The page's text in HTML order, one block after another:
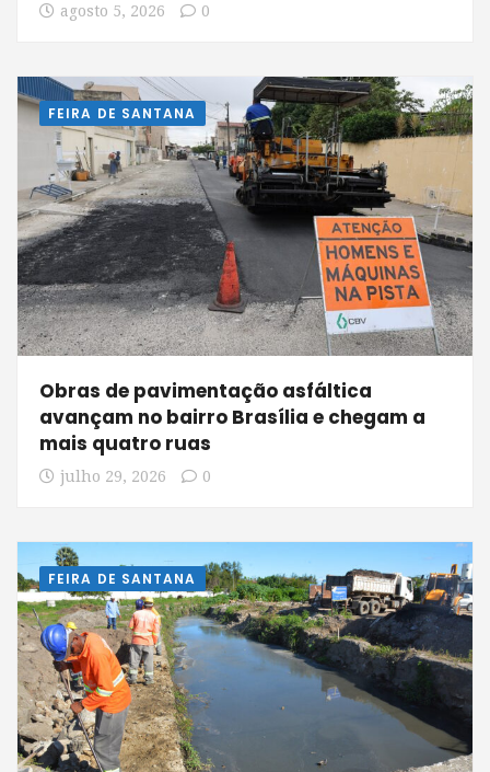
agosto 5, 2026 0
FEIRA DE SANTANA
Obras de pavimentação asfáltica
avançam no bairro Brasília e chegam a
mais quatro ruas
julho 29, 2026 0
FEIRA DE SANTANA